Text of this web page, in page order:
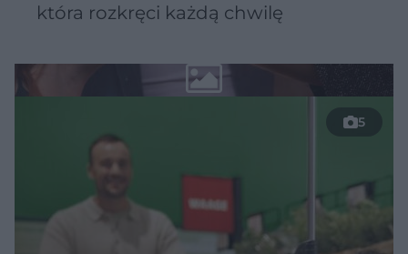
która rozkręci każdą chwilę
5